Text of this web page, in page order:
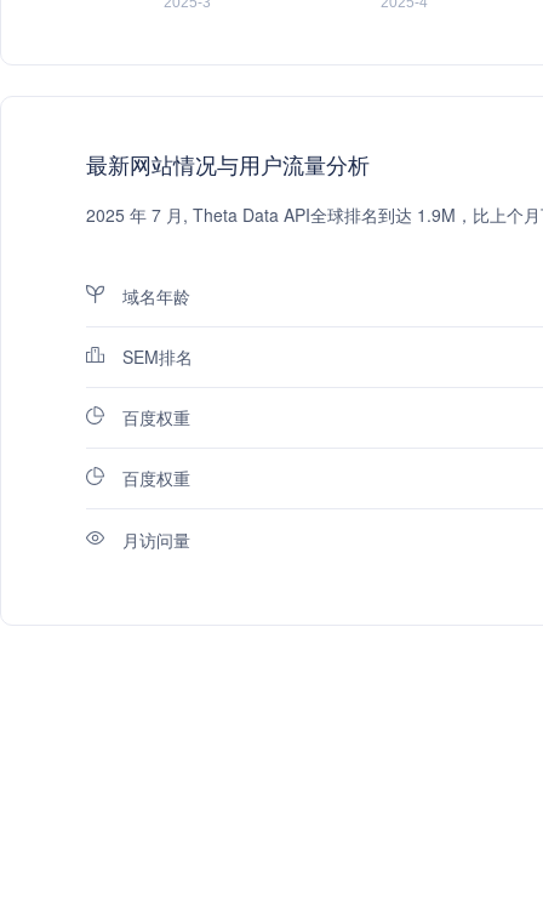
最新网站情况与用户流量分析
2025 年 7 月, Theta Data API全球排名到达 1.9M，比上个
域名年龄
SEM排名
百度权重
百度权重
月访问量